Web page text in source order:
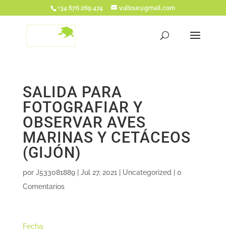
+34 676 269 474 vultour@gmail.com
SALIDA PARA
FOTOGRAFIAR Y
OBSERVAR AVES
MARINAS Y CETÁCEOS
(GIJÓN)
por J533081889| Jul 27, 2021 Uncategorized
0
Comentarios
Fecha: